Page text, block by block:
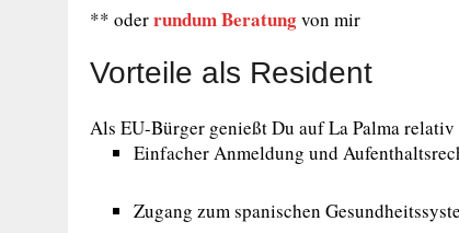
** oderrundum Beratungvon mir
Vorteile als Resident
Als EU-Bürger genießt Du auf La Palma
Einfacher Anmeldung und
Zugang zum spanischen